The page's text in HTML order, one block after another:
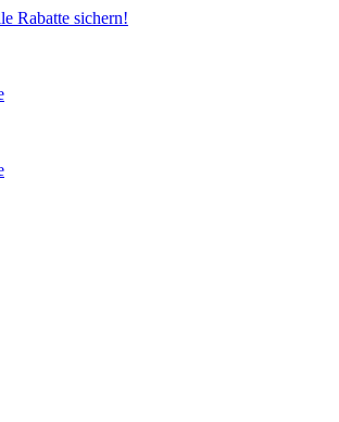
Rabatte sichern!